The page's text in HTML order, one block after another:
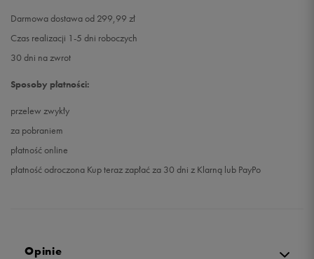
Darmowa dostawa od 299,99 zł
Czas realizacji 1-5 dni roboczych
30 dni na zwrot
Sposoby płatności:
przelew zwykły
za pobraniem
płatność online
płatność odroczona Kup teraz zapłać za 30 dni z Klarną lub PayPo
Opinie